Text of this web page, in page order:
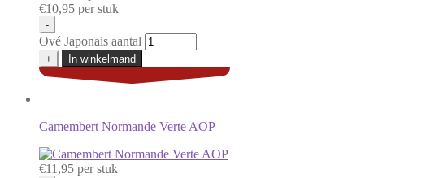
€10,95 per stuk
-
Ové Japonais aantal
+ In winkelmand
Camembert Normande Verte AOP
€11,95 per stuk